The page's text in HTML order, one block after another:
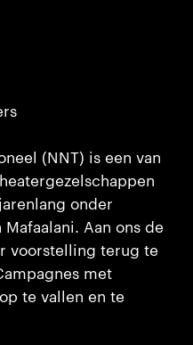
(NNT) is een van
onder
Aan ons de
voorstelling terug te
met
te vallen en te